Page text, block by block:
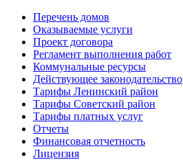
Перечень домов
Оказываемые услуги
Проект договора
Регламент выполнения работ
Коммунальные ресурсы
Действующее законодательство
Тарифы Ленинский район
Тарифы Советский район
Тарифы платных услуг
Отчеты
Финансовая отчетность
Лицензия